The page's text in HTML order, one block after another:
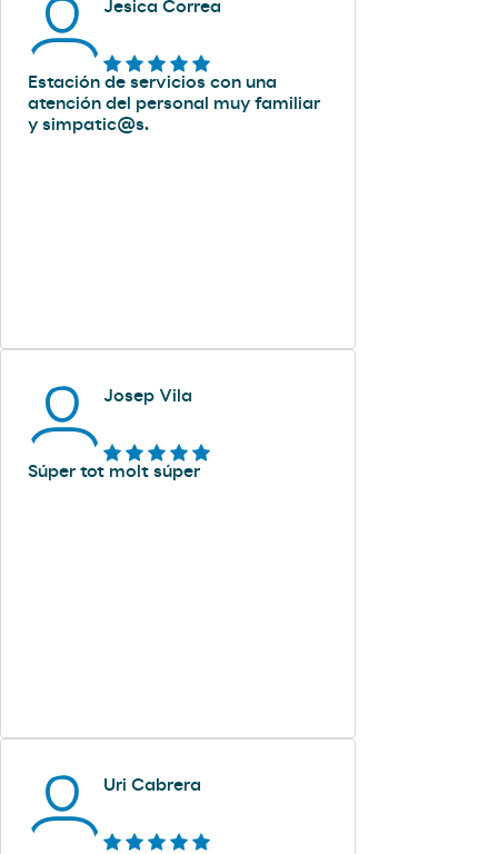
Jesica Correa
Estación de servicios con una
atención del personal muy familiar
y simpatic@s.
Josep Vila
Súper tot molt súper
Uri Cabrera